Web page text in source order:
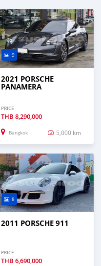
9
2021 PORSCHE
PANAMERA
PRICE
THB 8,290,000
Bangkok 5,000 km
8
2011 PORSCHE 911
PRICE
THB 6,690,000